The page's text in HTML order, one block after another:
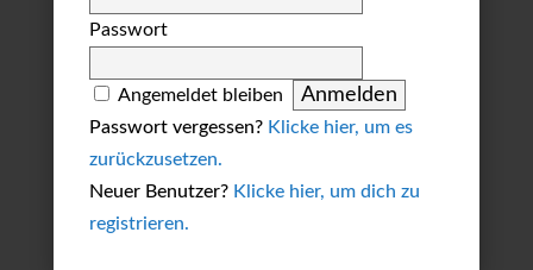
Passwort
Angemeldet bleiben
Passwort vergessen? Klicke hier, um es
zurückzusetzen.
Neuer Benutzer? Klicke hier, um dich zu
registrieren.